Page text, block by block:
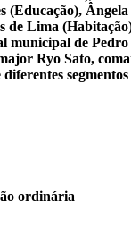
Lima
municipal de
Ryo Sato,
ordinária